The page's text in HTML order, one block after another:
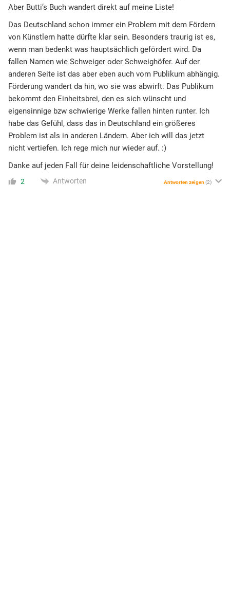
Aber Butti’s Buch wandert direkt auf meine Liste!
Das Deutschland schon immer ein Problem mit dem Fördern
von Künstlern hatte dürfte klar sein. Besonders traurig ist es,
wenn man bedenkt was hauptsächlich gefördert wird. Da
fallen Namen wie Schweiger oder Schweighöfer. Auf der
anderen Seite ist das aber eben auch vom Publikum abhängig.
Förderung wandert da hin, wo sie was abwirft. Das Publikum
bekommt den Einheitsbrei, den es sich wünscht und
eigensinnige bzw schwierige Werke fallen hinten runter. Ich
habe das Gefühl, dass das in Deutschland ein größeres
Problem ist als in anderen Ländern. Aber ich will das jetzt
nicht vertiefen. Ich rege mich nur wieder auf. :)
Danke auf jeden Fall für deine leidenschaftliche Vorstellung!
2 Antworten Antworten zeigen (2)